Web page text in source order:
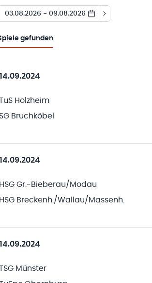
03.08.2026 - 09.08.2026
gefunden
Holzheim
SG Bruchköbel
HSG Gr.-Bieberau/Modau
HSG Breckenh./Wallau/Massenh.
Münster